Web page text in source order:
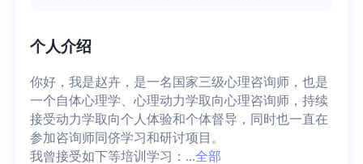
个人介绍
你好，我是赵卉，是一名国家三级心理咨询师，也是
一个自体心理学、心理动力学取向心理咨询师，持续
接受动力学取向个人体验和个体督导，同时也一直在
参加咨询师同侪学习和研讨项目。
我曾接受如下等培训学习：...全部